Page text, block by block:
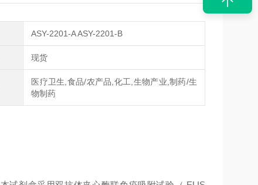
ASY-2201-A ASY-2201-B
现货
医疗卫生,食品/农产品,化工,生物产业,制药/生
物制药